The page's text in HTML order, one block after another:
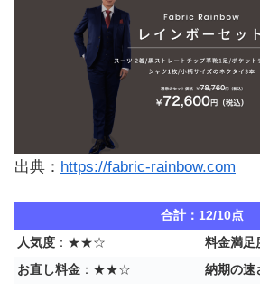
出典： https://fabric-rainbow.com
合計：12/10点
人気度 ：★★☆ 料金満足
お直し料金 ：★★☆ 納期の速